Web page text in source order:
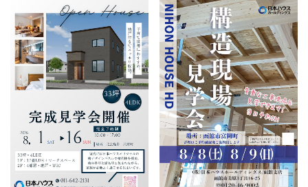
感謝訪問・長期保証
直営工事
1メーターモジュール
冷暖房標準装備
24時間対応コールセンター
理想の木材「檜」
平屋の家
外観・インテリア集
暮らし方提案
住まいのコラム
選ばれる理由
リフォームの流れ
介護保険利用で快適リフォーム
賃貸併用住宅のメリット
安心のサポートシステム
展示場案内
分譲住宅・土地
分譲マンション
分譲マンション トップ
ワザックとは
高い信頼性
会社情報
会社情報 トップ
お問い合わせ